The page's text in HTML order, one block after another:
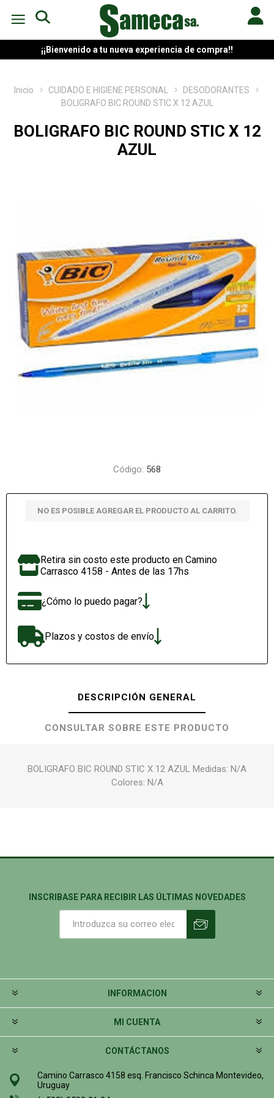
¡¡Bienvenido a tu nueva experiencia de compra!!
Inicio CUIDADO E HIGIENE PERSONAL
DESODORANTES
BOLIGRAFO BIC ROUND STIC X 12 AZUL
BOLIGRAFO BIC ROUND STIC X 12
AZUL
Código: 568
NO ES POSIBLE AGREGAR EL PRODUCTO AL CARRITO.
Retira sin costo este producto en Camino
Carrasco 4158 - Antes de las 17hs
¿Cómo lo puedo pagar?
Plazos y costos de envío
DESCRIPCIÓN GENERAL
CONSULTAR SOBRE ESTE PRODUCTO
BOLIGRAFO BIC ROUND STIC X 12 AZUL Medidas: N/A
Colores: N/A
INSCRIBASE PARA RECIBIR LAS ÚLTIMAS NOVEDADES
INFORMACION
MI CUENTA
CONTÁCTANOS
Camino Carrasco 4158 esq. Francisco Schinca Montevideo,
Uruguay